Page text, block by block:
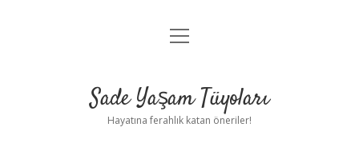
Anasayfa
Yasal Uyarı
menüyü
Sade Yaşam Tüyoları
Hayatına ferahlık katan öneriler!